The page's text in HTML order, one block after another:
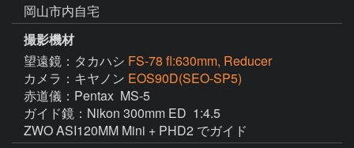
岡山市内自宅
撮影機材
望遠鏡：タカハシ FS-78 fl:630mm, Reducer
カメラ：キヤノン EOS90D(SEO-SP5)
赤道儀：Pentax  MS-5
ガイド鏡：Nikon 300mm ED  1:4.5
ZWO ASI120MM Mini + PHD2 でガイド